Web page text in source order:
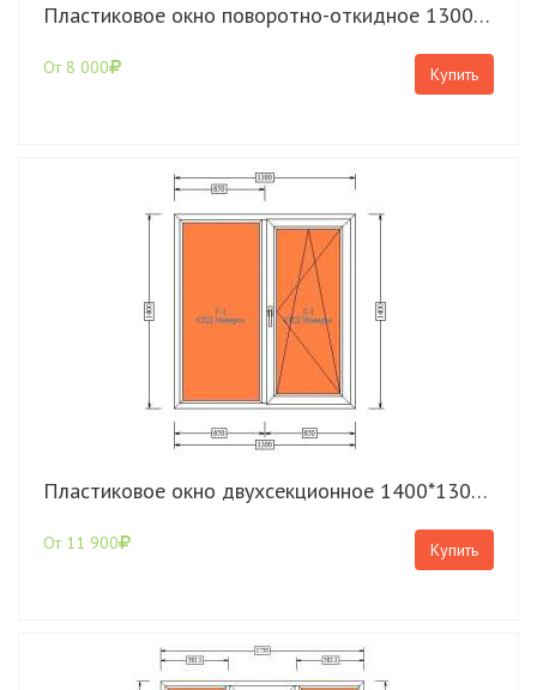
Пластиковое окно поворотно-откидное 1300*750 КВЕ Expert
От 8 000 Купить
Пластиковое окно двухсекционное 1400*1300 КВЕ Expert
От 11 900 Купить